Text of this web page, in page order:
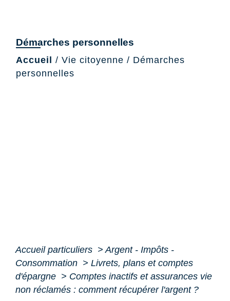
Démarches personnelles
Accueil / Vie citoyenne / Démarches
personnelles
Accueil particuliers > Argent - Impôts -
Consommation > Livrets, plans et comptes
d'épargne > Comptes inactifs et assurances vie
non réclamés : comment récupérer l'argent ?